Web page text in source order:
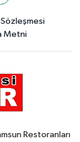
Metni
Restoranları